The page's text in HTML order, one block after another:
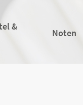
&
Noten